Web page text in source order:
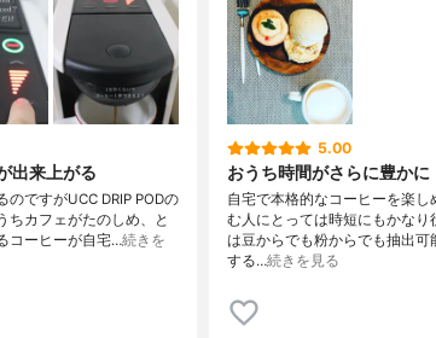
出来上がる
ですがUCC DRIP PODの
ちカフェがたのしめ、と
コーヒーが自宅…続きを
5.00
おうち時間がさらに豊かに
自宅で本格的なコーヒーを楽
む人にとっては時短にもかなり
は豆からでも粉からでも抽出
する…続きを見る